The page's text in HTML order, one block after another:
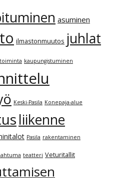
asuminen
ilmastonmuutos juhlat
kaupungistuminen
Keski-Pasila Konepaja-alue
liikenne
Pasila rakentaminen
teatteri Veturitallit